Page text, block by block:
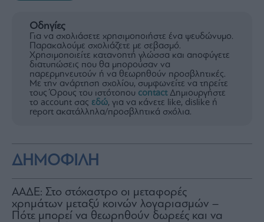
Οδηγίες
Για να σχολιάσετε χρησιμοποιήστε ένα ψευδώνυμο.
Παρακαλούμε σχολιάζετε με σεβασμό.
Χρησιμοποιείτε κατανοητή γλώσσα και αποφύγετε
διατυπώσεις που θα μπορούσαν να
παρερμηνευτούν ή να θεωρηθούν προσβλητικές.
Με την ανάρτηση σχολίου, συμφωνείτε να τηρείτε
τους Όρους του ιστότοπου contactΔημιουργήστε
το account σας εδώ, για να κάνετε like, dislike ή
report ακατάλληλα/προσβλητικά σχόλια.
ΔΗΜΟΦΙΛΗ
ΑΑΔΕ: Στο στόχαστρο οι μεταφορές
χρημάτων μεταξύ κοινών λογαριασμών –
Πότε μπορεί να θεωρηθούν δωρεές και να